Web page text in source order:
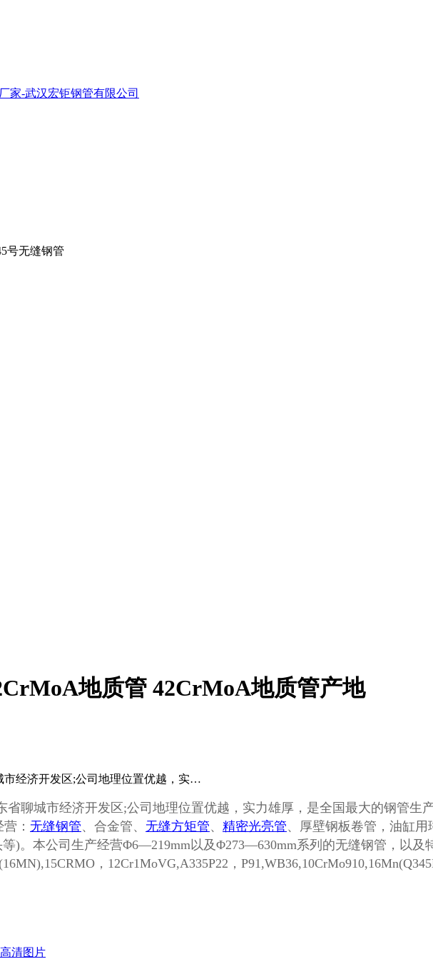
号无缝钢管
地质管 42CrMoA地质管产地
市经济开发区;公司地理位置优越，实…
省聊城市经济开发区 ;公司地理位置优越，实力雄厚，是全国最大的钢管生
： 无缝钢管、合金管、 无缝方矩管、 精密光亮管、厚壁钢板卷管，油缸用
等)。本公司生产经营Φ6—219mm以及Φ273—630mm系列的无缝钢管，以及
， 12Cr1MoVG,A335P22 ，
清图片